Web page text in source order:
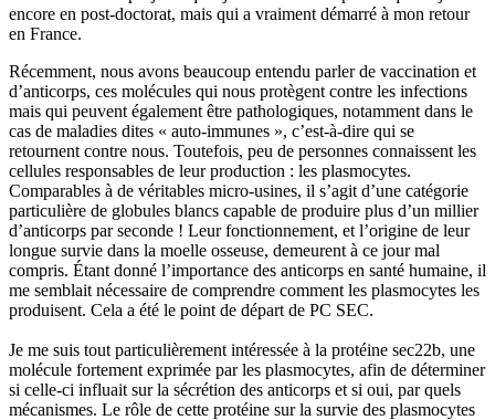
encore en post-doctorat, mais qui a vraiment démarré à mon retour
en France.
Récemment, nous avons beaucoup entendu parler de vaccination et
d’anticorps, ces molécules qui nous protègent contre les infections
mais qui peuvent également être pathologiques, notamment dans le
cas de maladies dites « auto-immunes », c’est-à-dire qui se
retournent contre nous. Toutefois, peu de personnes connaissent les
cellules responsables de leur production : les plasmocytes.
Comparables à de véritables micro-usines, il s’agit d’une catégorie
particulière de globules blancs capable de produire plus d’un millier
d’anticorps par seconde ! Leur fonctionnement, et l’origine de leur
longue survie dans la moelle osseuse, demeurent à ce jour mal
compris. Étant donné l’importance des anticorps en santé humaine, il
me semblait nécessaire de comprendre comment les plasmocytes les
produisent. Cela a été le point de départ de PC SEC.
Je me suis tout particulièrement intéressée à la protéine sec22b, une
molécule fortement exprimée par les plasmocytes, afin de déterminer
si celle-ci influait sur la sécrétion des anticorps et si oui, par quels
mécanismes. Le rôle de cette protéine sur la survie des plasmocytes